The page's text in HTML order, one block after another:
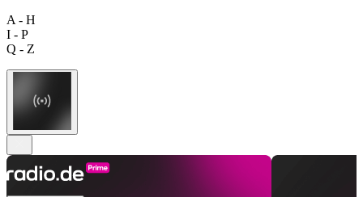
A - H
I - P
Q - Z